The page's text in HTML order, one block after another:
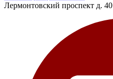
Лермонтовский проспект д. 40